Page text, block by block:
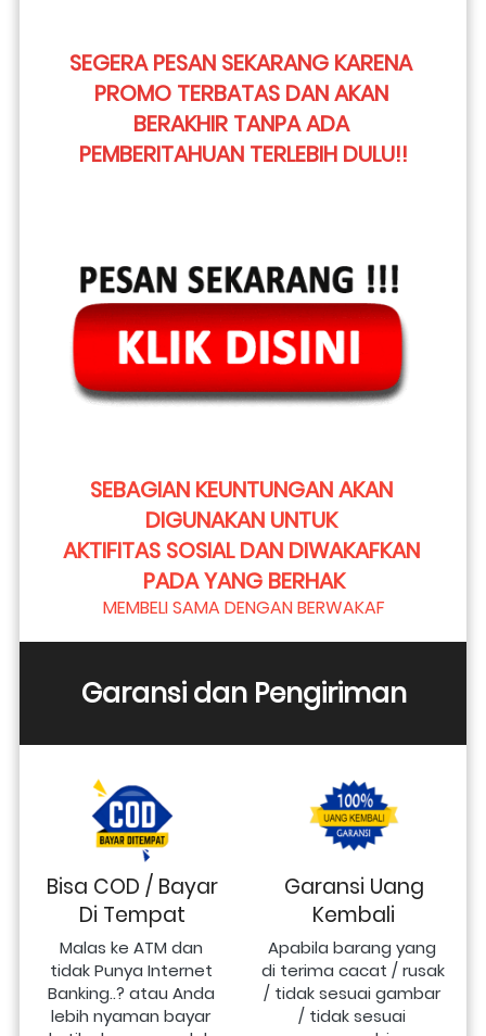
SEGERA PESAN SEKARANG KARENA
PROMO TERBATAS DAN AKAN
BERAKHIR TANPA ADA
PEMBERITAHUAN TERLEBIH DULU!!
SEBAGIAN KEUNTUNGAN AKAN
DIGUNAKAN UNTUK
AKTIFITAS SOSIAL DAN DIWAKAFKAN
PADA YANG BERHAK
MEMBELI SAMA DENGAN BERWAKAF
Garansi dan Pengiriman
Bisa COD / Bayar
Di Tempat
Malas ke ATM dan
tidak Punya Internet
Banking..? atau Anda
lebih nyaman bayar
Garansi Uang
Kembali
Apabila barang yang
di terima cacat / rusak
/ tidak sesuai gambar
/ tidak sesuai